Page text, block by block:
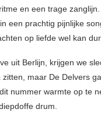
en een trage
een prachtig pijnlijke
op liefde wel kan
uit Berlijn, krijgen we
maar De Delvers
nummer warmte op te
drum.